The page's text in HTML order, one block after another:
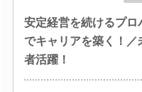
安定経営を続けるプ
でキャリアを築く！
者活躍！